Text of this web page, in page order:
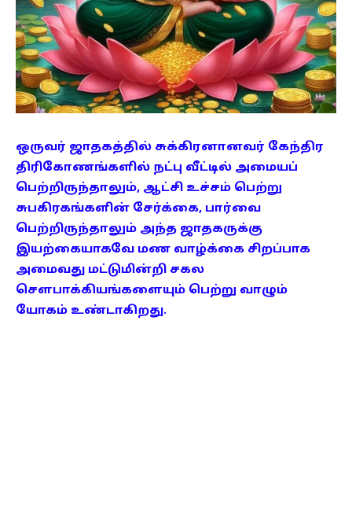
ஒருவர் ஜாதகத்தில் சுக்கிரனானவர் கேந்திர
திரிகோணங்களில் நட்பு வீட்டில் அமையப்
பெற்றிருந்தாலும், ஆட்சி உச்சம் பெற்று
சுபகிரகங்களின் சேர்க்கை, பார்வை
பெற்றிருந்தாலும் அந்த ஜாதகருக்கு
இயற்கையாகவே மண வாழ்க்கை சிறப்பாக
அமைவது மட்டுமின்றி சகல
சௌபாக்கியங்களையும் பெற்று வாழும்
யோகம் உண்டாகிறது.